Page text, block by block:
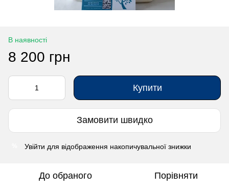
В наявності
8 200 грн
Купити
Замовити швидко
Увійти для відображення накопичувальної знижки
До обраного Порівняти